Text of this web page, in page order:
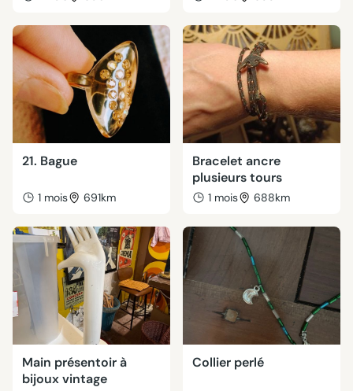
21. Bague
1 mois 691km
Bracelet ancre
plusieurs tours
1 mois 688km
Main présentoir à
bijoux vintage
Collier perlé